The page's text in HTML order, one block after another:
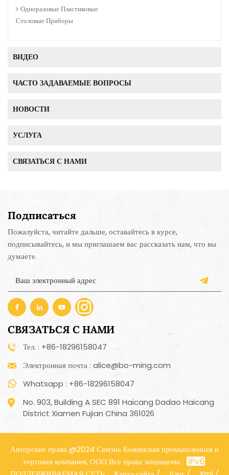
Одноразовые Пластиковые
Столовые Приборы
ВИДЕО
ЧАСТО ЗАДАВАЕМЫЕ ВОПРОСЫ
НОВОСТИ
УСЛУГА
СВЯЗАТЬСЯ С НАМИ
Подписаться
Пожалуйста, читайте дальше, оставайтесь в курсе,
подписывайтесь, и мы приглашаем вас рассказать нам, что вы
думаете.
СВЯЗАТЬСЯ С НАМИ
Тел. : +86-18296158047
Электронная почта : alice@bo-ming.com
Whatsapp : +86-18296158047
No. 903, Building A SEC 891 Haicang Dadao Haicang
District Xiamen Fujian China 361026
Авторские права @2024 Сямэнь Боминская промышленная и
торговая компания, ООО Все права защищены .